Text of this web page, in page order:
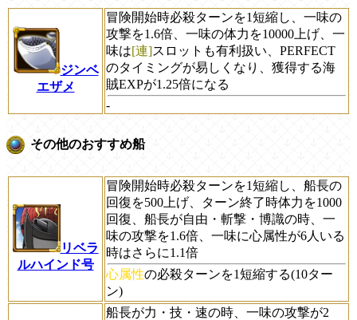
ジンベ
エザメ
冒険開始時必殺ターンを1短縮し、一味の
攻撃を1.6倍、一味の体力を10000上げ、一
味は[連]スロットも有利扱い、PERFECT
のタイミングが易しくなり、獲得する海
賊EXPが1.25倍になる
-
その他のおすすめ船
リベラ
ルハインド号
冒険開始時必殺ターンを1短縮し、船長の
回復を500上げ、ターン終了時体力を1000
回復、船長が自由・斬撃・博識の時、一
味の攻撃を1.6倍、一味に心属性が6人いる
時はさらに1.1倍
心属性の必殺ターンを1短縮する(10ター
ン)
船長が力・技・速の時、一味の攻撃が2